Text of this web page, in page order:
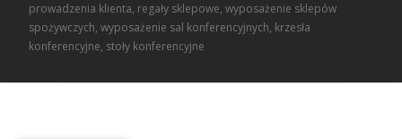
prowadzenia klienta, regały sklepowe, wyposażenie sklepów
spożywczych, wyposażenie sal konferencyjnych, krzesła
konferencyjne, stoły konferencyjne